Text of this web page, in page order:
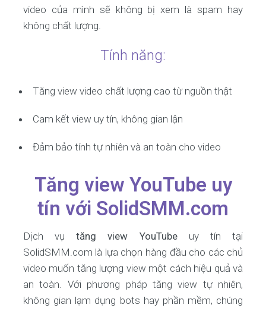
video của mình sẽ không bị xem là spam hay
không chất lượng.
Tính năng:
Tăng view video chất lượng cao từ nguồn thật
Cam kết view uy tín, không gian lận
Đảm bảo tính tự nhiên và an toàn cho video
Tăng view YouTube uy
tín với SolidSMM.com
Dịch vụtăng view YouTubeuy tín tại
SolidSMM.com là lựa chọn hàng đầu cho các chủ
video muốn tăng lượng view một cách hiệu quả và
an toàn. Với phương pháp tăng view tự nhiên,
không gian lạm dụng bots hay phần mềm, chúng